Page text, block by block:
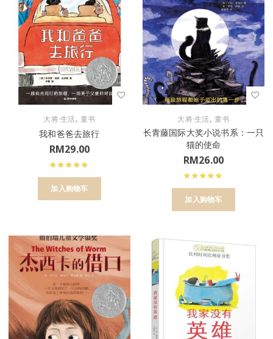
大将·生活,童书
我和爸爸去旅行
RM29.00
加入购物车
大将·生活,童书
长青藤国际大奖小说书系：一只
猫的使命
RM26.00
加入购物车